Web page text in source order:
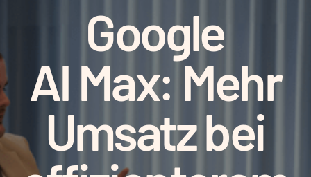
Google
AI Max: Mehr
Umsatz bei